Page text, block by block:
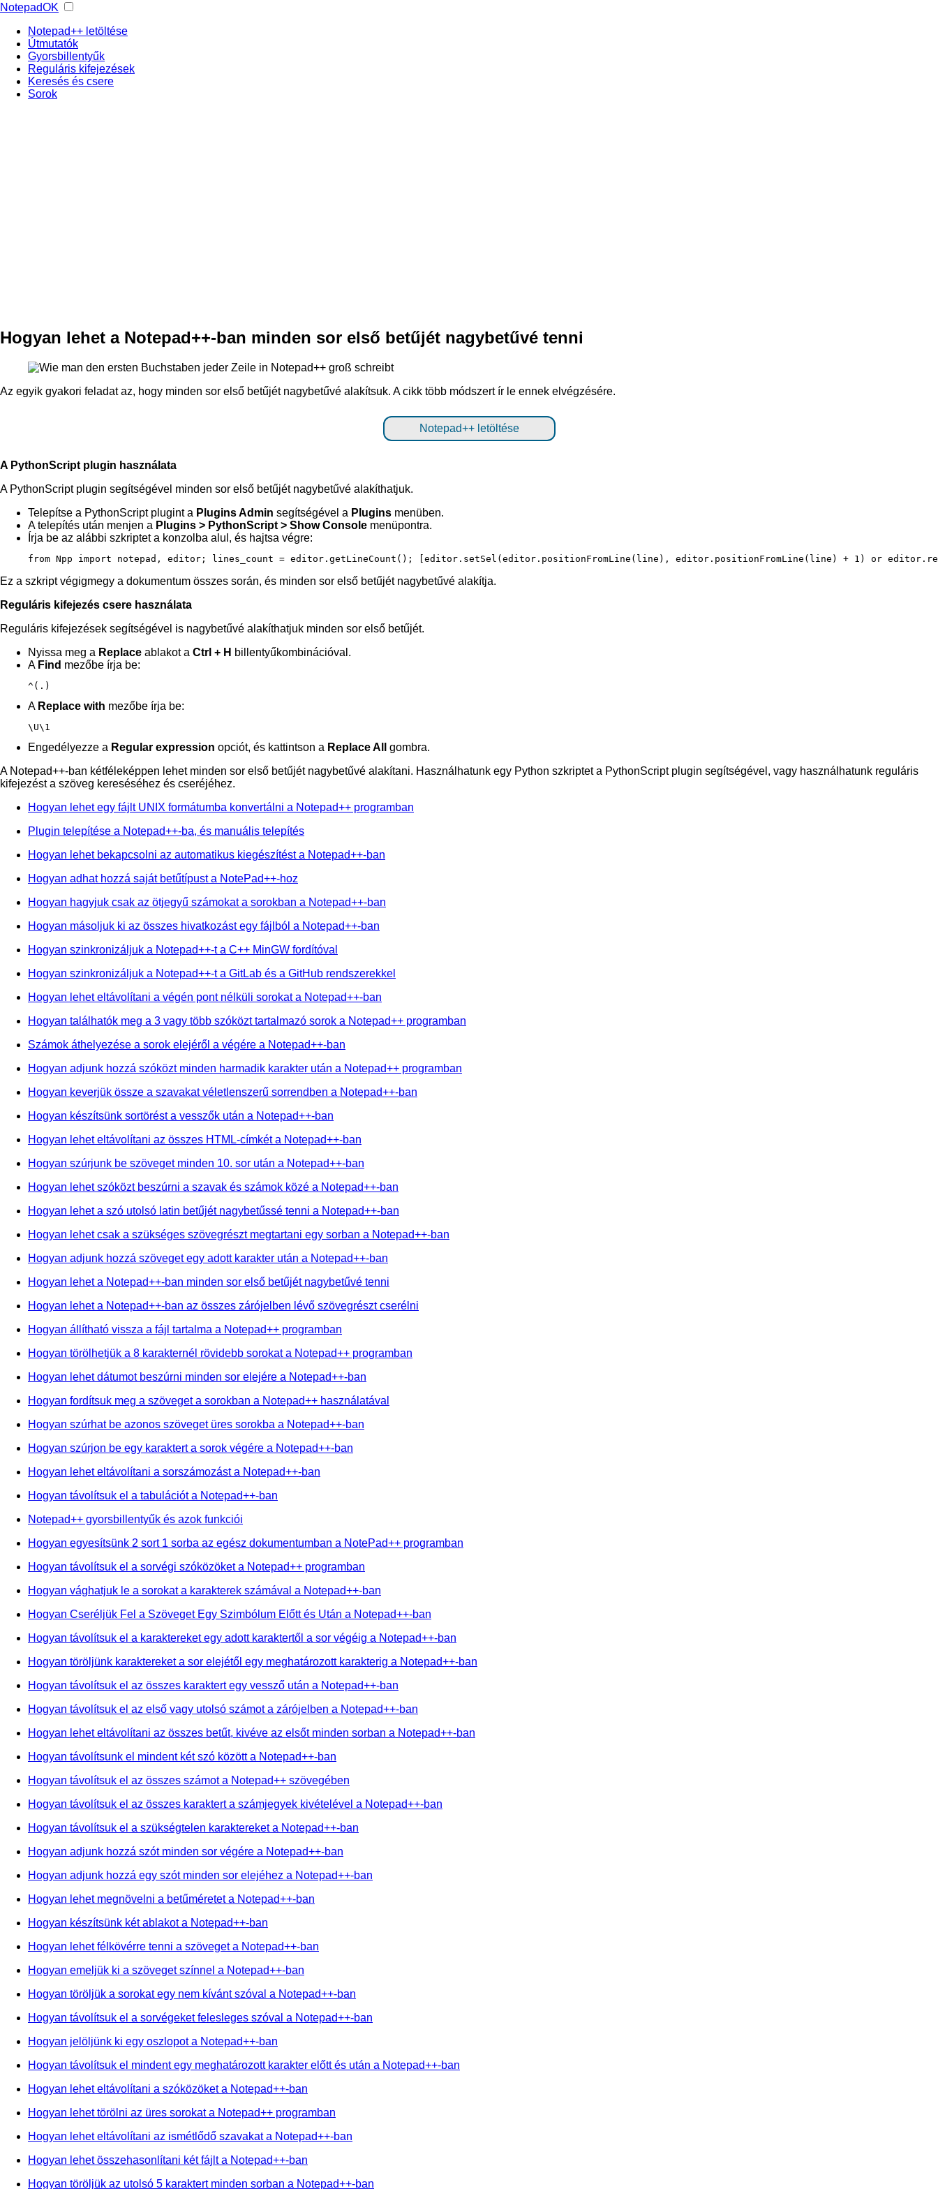
NotepadOK
Notepad++ letöltése
Útmutatók
Gyorsbillentyűk
Reguláris kifejezések
Keresés és csere
Sorok
Hogyan lehet a Notepad++-ban minden sor első betűjét nagybetűvé tenni
Az egyik gyakori feladat az, hogy minden sor első betűjét nagybetűvé alakítsuk. A cikk több módszert ír le ennek elvégzésére.
Notepad++ letöltése
A PythonScript plugin használata
A PythonScript plugin segítségével minden sor első betűjét nagybetűvé alakíthatjuk.
Telepítse a PythonScript plugint a Plugins Admin segítségével a Plugins menüben.
A telepítés után menjen a Plugins > PythonScript > Show Console menüpontra.
Írja be az alábbi szkriptet a konzolba alul, és hajtsa végre:
Ez a szkript végigmegy a dokumentum összes során, és minden sor első betűjét nagybetűvé alakítja.
Reguláris kifejezés csere használata
Reguláris kifejezések segítségével is nagybetűvé alakíthatjuk minden sor első betűjét.
Nyissa meg a Replace ablakot a Ctrl + H billentyűkombinációval.
A Find mezőbe írja be:
^(.)
A Replace with mezőbe írja be:
\U\1
Engedélyezze a Regular expression opciót, és kattintson a Replace All
gombra.
A Notepad++-ban kétféleképpen lehet minden sor első betűjét nagybetűvé alakítani. Használhatunk egy Python szkriptet a PythonScript plugin segítségével, vagy használhatunk reguláris
kifejezést a szöveg kereséséhez és cseréjéhez.
Hogyan lehet egy fájlt UNIX formátumba konvertálni a Notepad++ programban
Plugin telepítése a Notepad++-ba, és manuális telepítés
Hogyan lehet bekapcsolni az automatikus kiegészítést a Notepad++-ban
Hogyan adhat hozzá saját betűtípust a NotePad++-hoz
Hogyan hagyjuk csak az ötjegyű számokat a sorokban a Notepad++-ban
Hogyan másoljuk ki az összes hivatkozást egy fájlból a Notepad++-ban
Hogyan szinkronizáljuk a Notepad++-t a C++ MinGW fordítóval
Hogyan szinkronizáljuk a Notepad++-t a GitLab és a GitHub rendszerekkel
Hogyan lehet eltávolítani a végén pont nélküli sorokat a Notepad++-ban
Hogyan találhatók meg a 3 vagy több szóközt tartalmazó sorok a Notepad++ programban
Számok áthelyezése a sorok elejéről a végére a Notepad++-ban
Hogyan adjunk hozzá szóközt minden harmadik karakter után a Notepad++ programban
Hogyan keverjük össze a szavakat véletlenszerű sorrendben a Notepad++-ban
Hogyan készítsünk sortörést a vesszők után a Notepad++-ban
Hogyan lehet eltávolítani az összes HTML-címkét a Notepad++-ban
Hogyan szúrjunk be szöveget minden 10. sor után a Notepad++-ban
Hogyan lehet szóközt beszúrni a szavak és számok közé a Notepad++-ban
Hogyan lehet a szó utolsó latin betűjét nagybetűssé tenni a Notepad++-ban
Hogyan lehet csak a szükséges szövegrészt megtartani egy sorban a Notepad++-ban
Hogyan adjunk hozzá szöveget egy adott karakter után a Notepad++-ban
Hogyan lehet a Notepad++-ban minden sor első betűjét nagybetűvé tenni
Hogyan lehet a Notepad++-ban az összes zárójelben lévő szövegrészt cserélni
Hogyan állítható vissza a fájl tartalma a Notepad++ programban
Hogyan törölhetjük a 8 karakternél rövidebb sorokat a Notepad++ programban
Hogyan lehet dátumot beszúrni minden sor elejére a Notepad++-ban
Hogyan fordítsuk meg a szöveget a sorokban a Notepad++ használatával
Hogyan szúrhat be azonos szöveget üres sorokba a Notepad++-ban
Hogyan szúrjon be egy karaktert a sorok végére a Notepad++-ban
Hogyan lehet eltávolítani a sorszámozást a Notepad++-ban
Hogyan távolítsuk el a tabulációt a Notepad++-ban
Notepad++ gyorsbillentyűk és azok funkciói
Hogyan egyesítsünk 2 sort 1 sorba az egész dokumentumban a NotePad++ programban
Hogyan távolítsuk el a sorvégi szóközöket a Notepad++ programban
Hogyan vághatjuk le a sorokat a karakterek számával a Notepad++-ban
Hogyan Cseréljük Fel a Szöveget Egy Szimbólum Előtt és Után a Notepad++-ban
Hogyan távolítsuk el a karaktereket egy adott karaktertől a sor végéig a Notepad++-ban
Hogyan töröljünk karaktereket a sor elejétől egy meghatározott karakterig a Notepad++-ban
Hogyan távolítsuk el az összes karaktert egy vessző után a Notepad++-ban
Hogyan távolítsuk el az első vagy utolsó számot a zárójelben a Notepad++-ban
Hogyan lehet eltávolítani az összes betűt, kivéve az elsőt minden sorban a Notepad++-ban
Hogyan távolítsunk el mindent két szó között a Notepad++-ban
Hogyan távolítsuk el az összes számot a Notepad++ szövegében
Hogyan távolítsuk el az összes karaktert a számjegyek kivételével a Notepad++-ban
Hogyan távolítsuk el a szükségtelen karaktereket a Notepad++-ban
Hogyan adjunk hozzá szót minden sor végére a Notepad++-ban
Hogyan adjunk hozzá egy szót minden sor elejéhez a Notepad++-ban
Hogyan lehet megnövelni a betűméretet a Notepad++-ban
Hogyan készítsünk két ablakot a Notepad++-ban
Hogyan lehet félkövérre tenni a szöveget a Notepad++-ban
Hogyan emeljük ki a szöveget színnel a Notepad++-ban
Hogyan töröljük a sorokat egy nem kívánt szóval a Notepad++-ban
Hogyan távolítsuk el a sorvégeket felesleges szóval a Notepad++-ban
Hogyan jelöljünk ki egy oszlopot a Notepad++-ban
Hogyan távolítsuk el mindent egy meghatározott karakter előtt és után a Notepad++-ban
Hogyan lehet eltávolítani a szóközöket a Notepad++-ban
Hogyan lehet törölni az üres sorokat a Notepad++ programban
Hogyan lehet eltávolítani az ismétlődő szavakat a Notepad++-ban
Hogyan lehet összehasonlítani két fájlt a Notepad++-ban
Hogyan töröljük az utolsó 5 karaktert minden sorban a Notepad++-ban